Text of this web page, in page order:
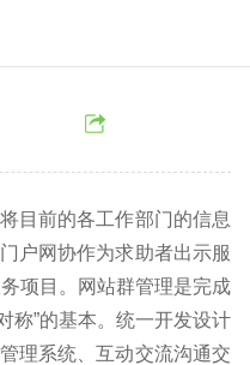
目前的各工作部门的信息
户网协作为求助者出示服
项目。网站群管理是完成
称”的基本。统一开发设计
理系统、互动交流沟通交